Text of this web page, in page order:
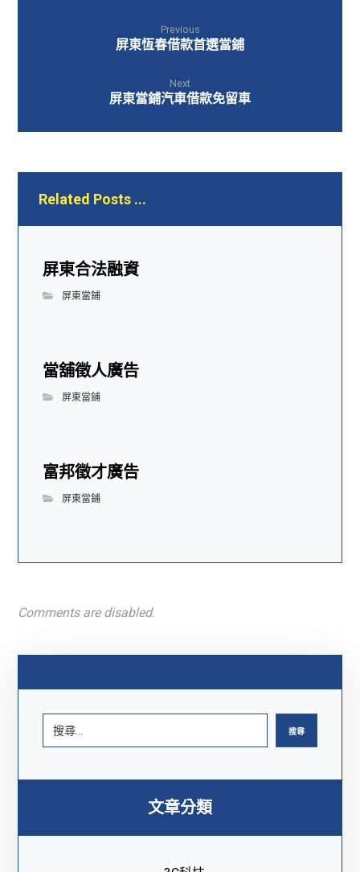
Previous
屏東恆春借款首選當鋪
Next
屏東當鋪汽車借款免留車
Related Posts ...
屏東合法融資
屏東當鋪
當舖徵人廣告
屏東當鋪
富邦徵才廣告
屏東當鋪
Comments are disabled.
搜尋
文章分類